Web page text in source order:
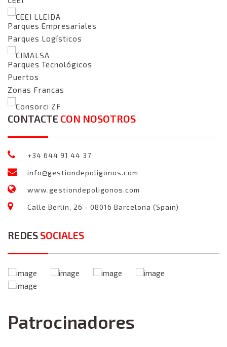
CEEI LLEIDA
Parques Empresariales
Parques Logísticos
CIMALSA
Parques Tecnológicos
Puertos
Zonas Francas
Consorci ZF
CONTACTE CON NOSOTROS
+34 644 91 44 37
info@gestiondepoligonos.com
www.gestiondepoligonos.com
Calle Berlín, 26 - 08016 Barcelona (Spain)
REDES SOCIALES
Patrocinadores